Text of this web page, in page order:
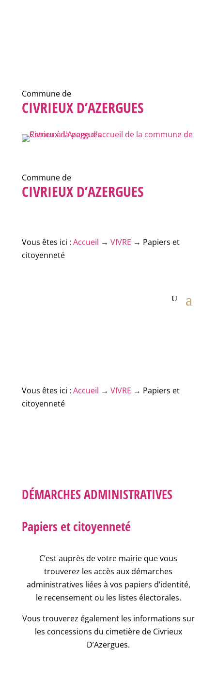
Commune de
CIVRIEUX D’AZERGUES
Commune de
CIVRIEUX D’AZERGUES
Vous êtes ici : Accueil → VIVRE → Papiers et
citoyenneté
Vous êtes ici : Accueil → VIVRE → Papiers et
citoyenneté
DÉMARCHES ADMINISTRATIVES
Papiers et citoyenneté
C’est auprès de votre mairie que vous
trouverez les accès aux démarches
administratives liées à vos papiers d’identité,
le recensement ou les listes électorales.
Vous trouverez également les informations sur
les concessions du cimetière de Civrieux
D’Azergues.